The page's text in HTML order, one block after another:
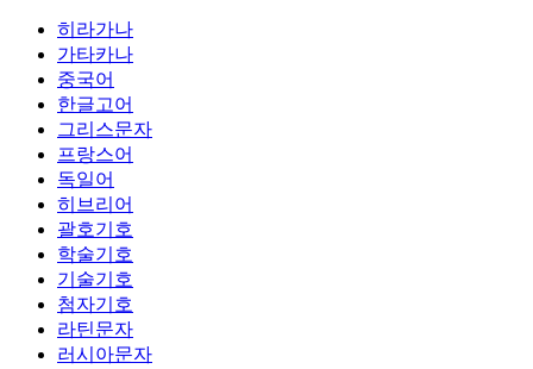
히라가나
가타카나
중국어
한글고어
그리스문자
프랑스어
독일어
히브리어
괄호기호
학술기호
기술기호
첨자기호
라틴문자
러시아문자